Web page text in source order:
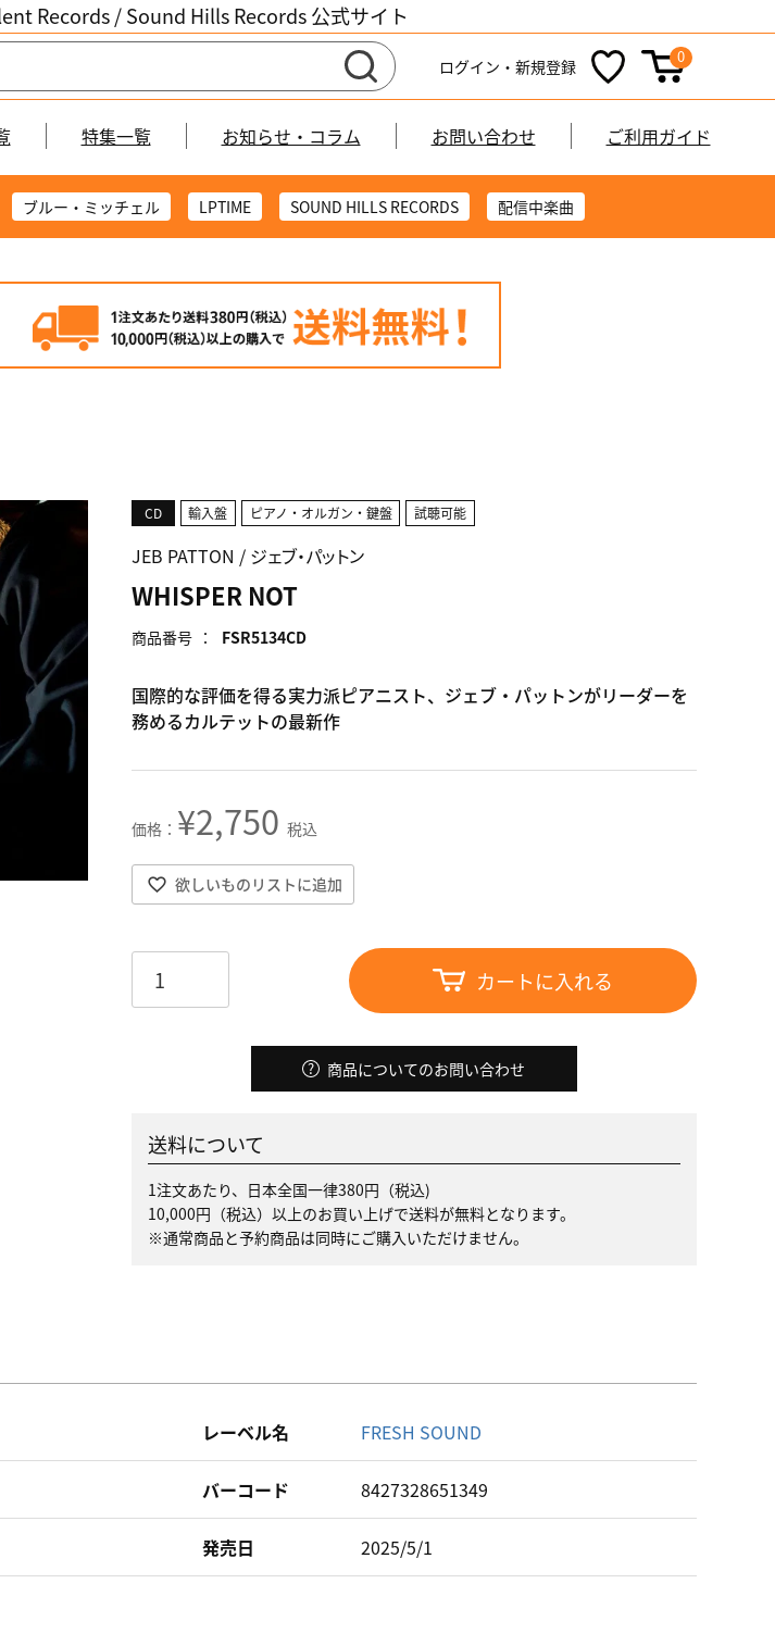
Records /Sound Hills Records 公式サイト
ログイン・新規登録 0
特集一覧 お知らせ・コラム お問い合わせ ご利用ガイド
ブルー・ミッチェル LPTIME SOUND HILLS RECORDS 配信中楽曲
CD 輸入盤 ピアノ・オルガン・鍵盤 試聴可能
JEB PATTON / ジェブ・パットン
WHISPER NOT
商品番号 FSR5134CD
国際的な評価を得る実力派ピアニスト、ジェブ・パットンがリーダーを
務めるカルテットの最新作
¥2,750 税込
欲しいものリストに追加
カートに入れる
商品についてのお問い合わせ
送料について
1注文あたり、日本全国一律380円（税込)
10,000円（税込）以上のお買い上げで送料が無料となります。
※通常商品と予約商品は同時にご購入いただけません。
レーベル名 FRESH SOUND
バーコード 8427328651349
発売日 2025/5/1